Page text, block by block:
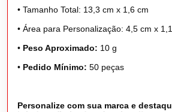
• Tamanho Total: 13,3 cm x 1,6 cm
• Área para Personalização: 4,5 cm x
• Peso Aproximado: 10 g
• Pedido Mínimo: 50 peças
Personalize com sua marca e